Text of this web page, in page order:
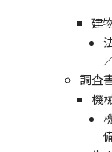
建
調査
機